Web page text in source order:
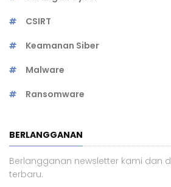
CSIRT
Keamanan Siber
Malware
Ransomware
BERLANGGANAN
Berlangganan newsletter kami dan
terbaru.